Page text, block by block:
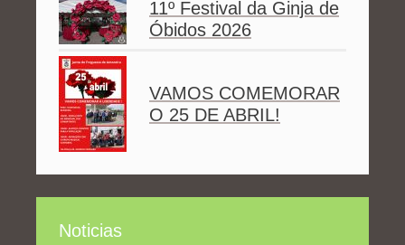
11º Festival da Ginja de
Óbidos 2026
VAMOS COMEMORAR
O 25 DE ABRIL!
Noticias